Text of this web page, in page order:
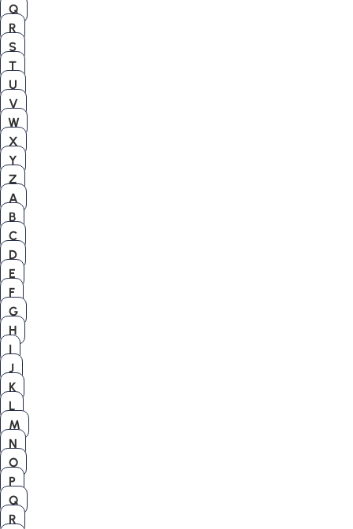
Q
R
S
T
U
V
W
X
Y
Z
A
B
C
D
E
F
G
H
I
J
K
L
M
N
O
P
Q
R